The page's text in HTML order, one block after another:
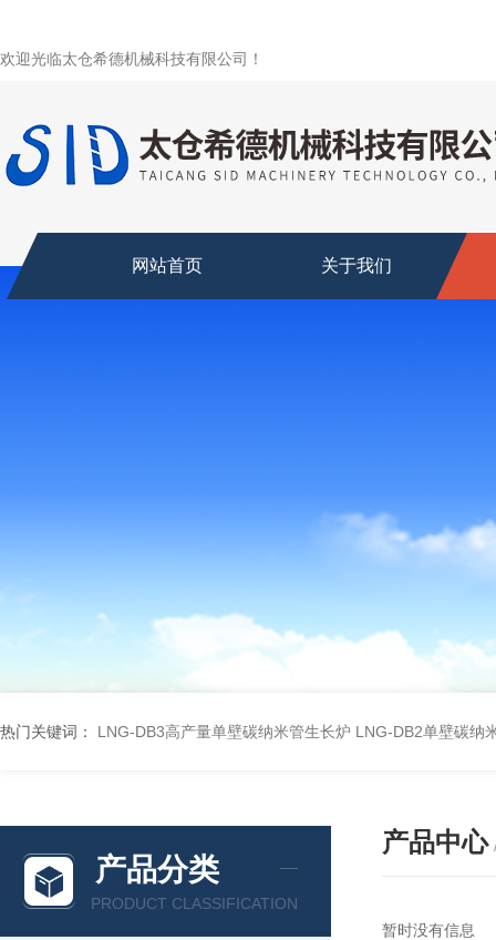
欢迎光临太仓希德机械科技有限公司！
网站首页 关于我们
热门关键词： LNG-DB3高产量单壁碳纳米管生长炉 LNG-DB2单壁碳纳
产品分类
PRODUCT CLASSIFICATION
产品中心
暂时没有信息